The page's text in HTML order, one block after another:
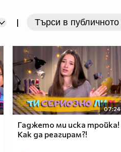
|
07:24
Гаджето ми иска тройка!
Как да реагирам?!